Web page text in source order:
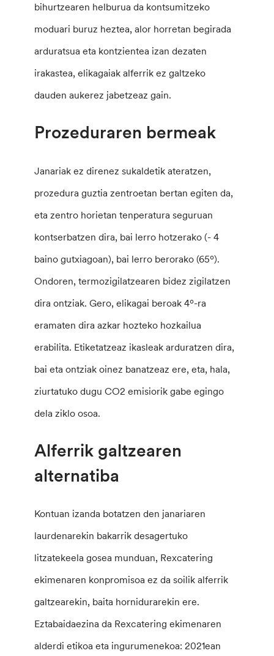
bihurtzearen helburua da kontsumitzeko
moduari buruz heztea, alor horretan begirada
arduratsua eta kontzientea izan dezaten
irakastea, elikagaiak alferrik ez galtzeko
dauden aukerez jabetzeaz gain.
Prozeduraren bermeak
Janariak ez direnez sukaldetik ateratzen,
prozedura guztia zentroetan bertan egiten da,
eta zentro horietan tenperatura seguruan
kontserbatzen dira, bai lerro hotzerako (- 4
baino gutxiagoan), bai lerro berorako (65º).
Ondoren, termozigilatzearen bidez zigilatzen
dira ontziak. Gero, elikagai beroak 4º-ra
eramaten dira azkar hozteko hozkailua
erabilita. Etiketatzeaz ikasleak arduratzen dira,
bai eta ontziak oinez banatzeaz ere, eta, hala,
ziurtatuko dugu CO2 emisiorik gabe egingo
dela ziklo osoa.
Alferrik galtzearen
alternatiba
Kontuan izanda botatzen den janariaren
laurdenarekin bakarrik desagertuko
litzatekeela gosea munduan, Rexcatering
ekimenaren konpromisoa ez da soilik alferrik
galtzearekin, baita hornidurarekin ere.
Eztabaidaezina da Rexcatering ekimenaren
alderdi etikoa eta ingurumenekoa: 2021ean